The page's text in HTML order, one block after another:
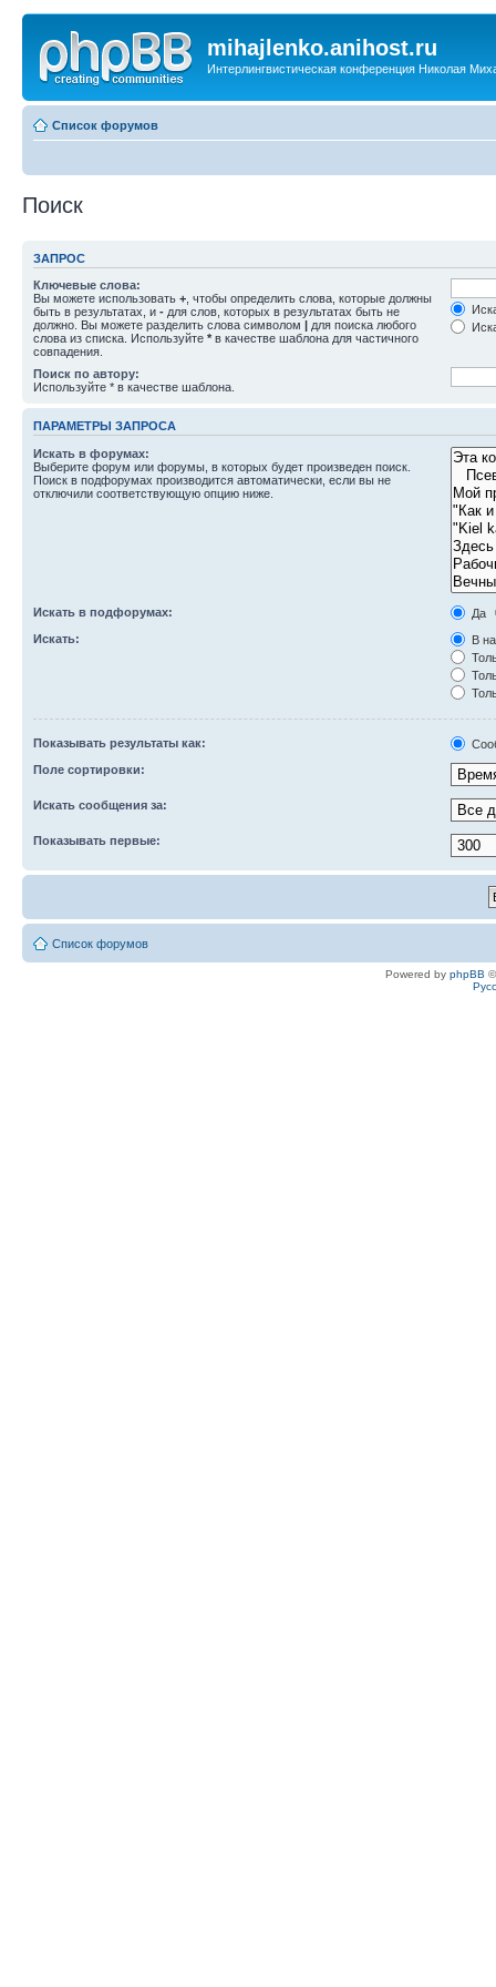
mihajlenko.anihost.ru
Интерлингвистическая конференция Николая
Список форумов
Поиск
ЗАПРОС
Ключевые слова:
Вы можете использовать + , чтобы определить слова, которые должны
быть в результатах, и - для слов, которых в результатах быть не
должно. Вы можете разделить слова символом | для поиска любого
слова из списка. Используйте * в качестве шаблона для частичного
совпадения.
Поиск по автору:
Используйте * в качестве шаблона.
ПАРАМЕТРЫ ЗАПРОСА
Искать в форумах:
Выберите форум или форумы, в которых будет произведен поиск.
Поиск в подфорумах производится автоматически, если вы не
отключили соответствующую опцию ниже.
Искать в подфорумах:
Да
Искать:
В
Показывать результаты как:
Поле сортировки:
Искать сообщения за:
Показывать первые:
Список форумов
Powered by phpBB